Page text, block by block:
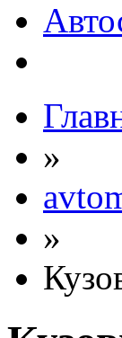
»
»